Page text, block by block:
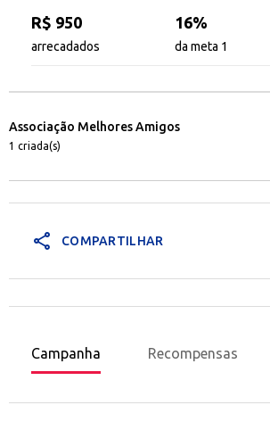
R$ 950
arrecadados
16%
da meta 1
Associação Melhores Amigos
1 criada(s)
share COMPARTILHAR
Campanha Recompensas